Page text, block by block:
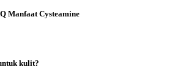
Manfaat Cysteamine
kulit?